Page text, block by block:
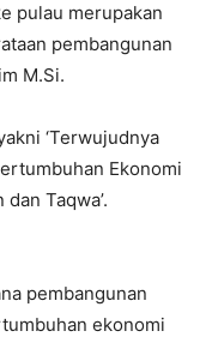
pulau merupakan
pembangunan
M.Si.
‘Terwujudnya
Ekonomi
Taqwa’.
pembangunan
ekonomi